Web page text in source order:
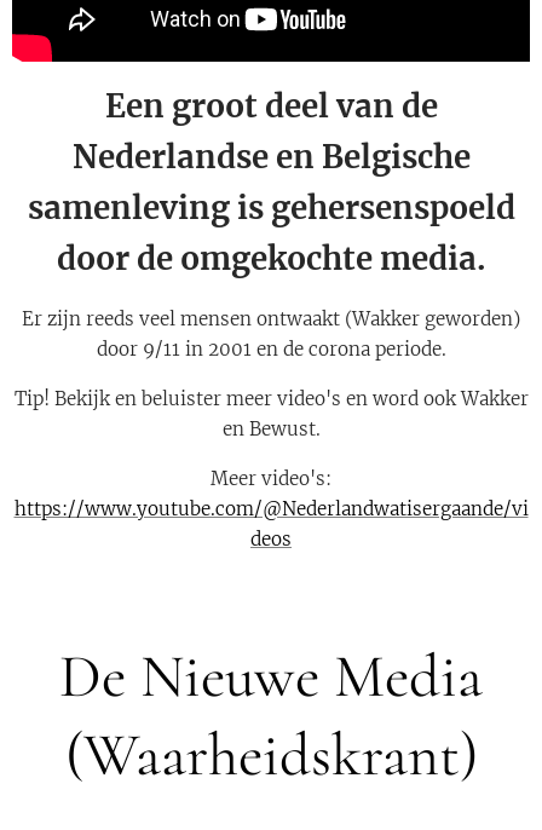
Een groot deel van de
Nederlandse en Belgische
samenleving is gehersenspoeld
door de omgekochte media.
Er zijn reeds veel mensen ontwaakt (Wakker geworden)
door 9/11 in 2001 en de corona periode.
Tip! Bekijk en beluister meer video's en word ook Wakker
en Bewust.
Meer video's:
https://www.youtube.com/@Nederlandwatisergaande/vi
deos
De Nieuwe Media
(Waarheidskrant)